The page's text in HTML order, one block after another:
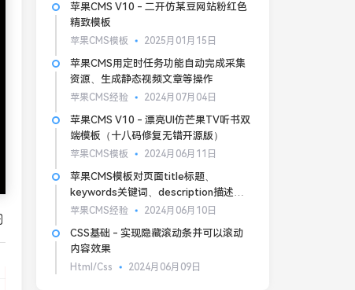
苹果CMS V10 - 二开仿某豆网站粉红色
精致模板
苹果CMS模板 2025月01月15日
苹果CMS用定时任务功能自动完成采集
资源、生成静态视频文章等操作
苹果CMS经验 2024月07月04日
苹果CMS V10 - 漂亮UI仿芒果TV听书双
端模板（十八码修复无错开源版）
苹果CMS模板 2024月06月11日
苹果CMS模板对页面title标题、
keywords关键词、description描述的
基本SEO优化
苹果CMS经验 2024月06月10日
CSS基础 - 实现隐藏滚动条并可以滚动
内容效果
Html/Css 2024月06月09日